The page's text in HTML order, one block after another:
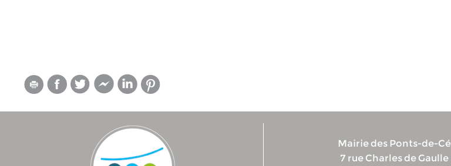
Mairie des Ponts-de-Cé
7 rue Charles de Gaulle